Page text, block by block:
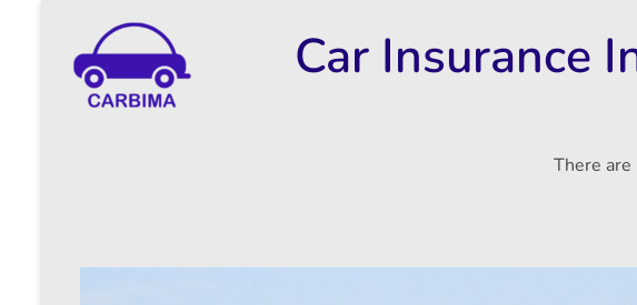
Car Insurance
There